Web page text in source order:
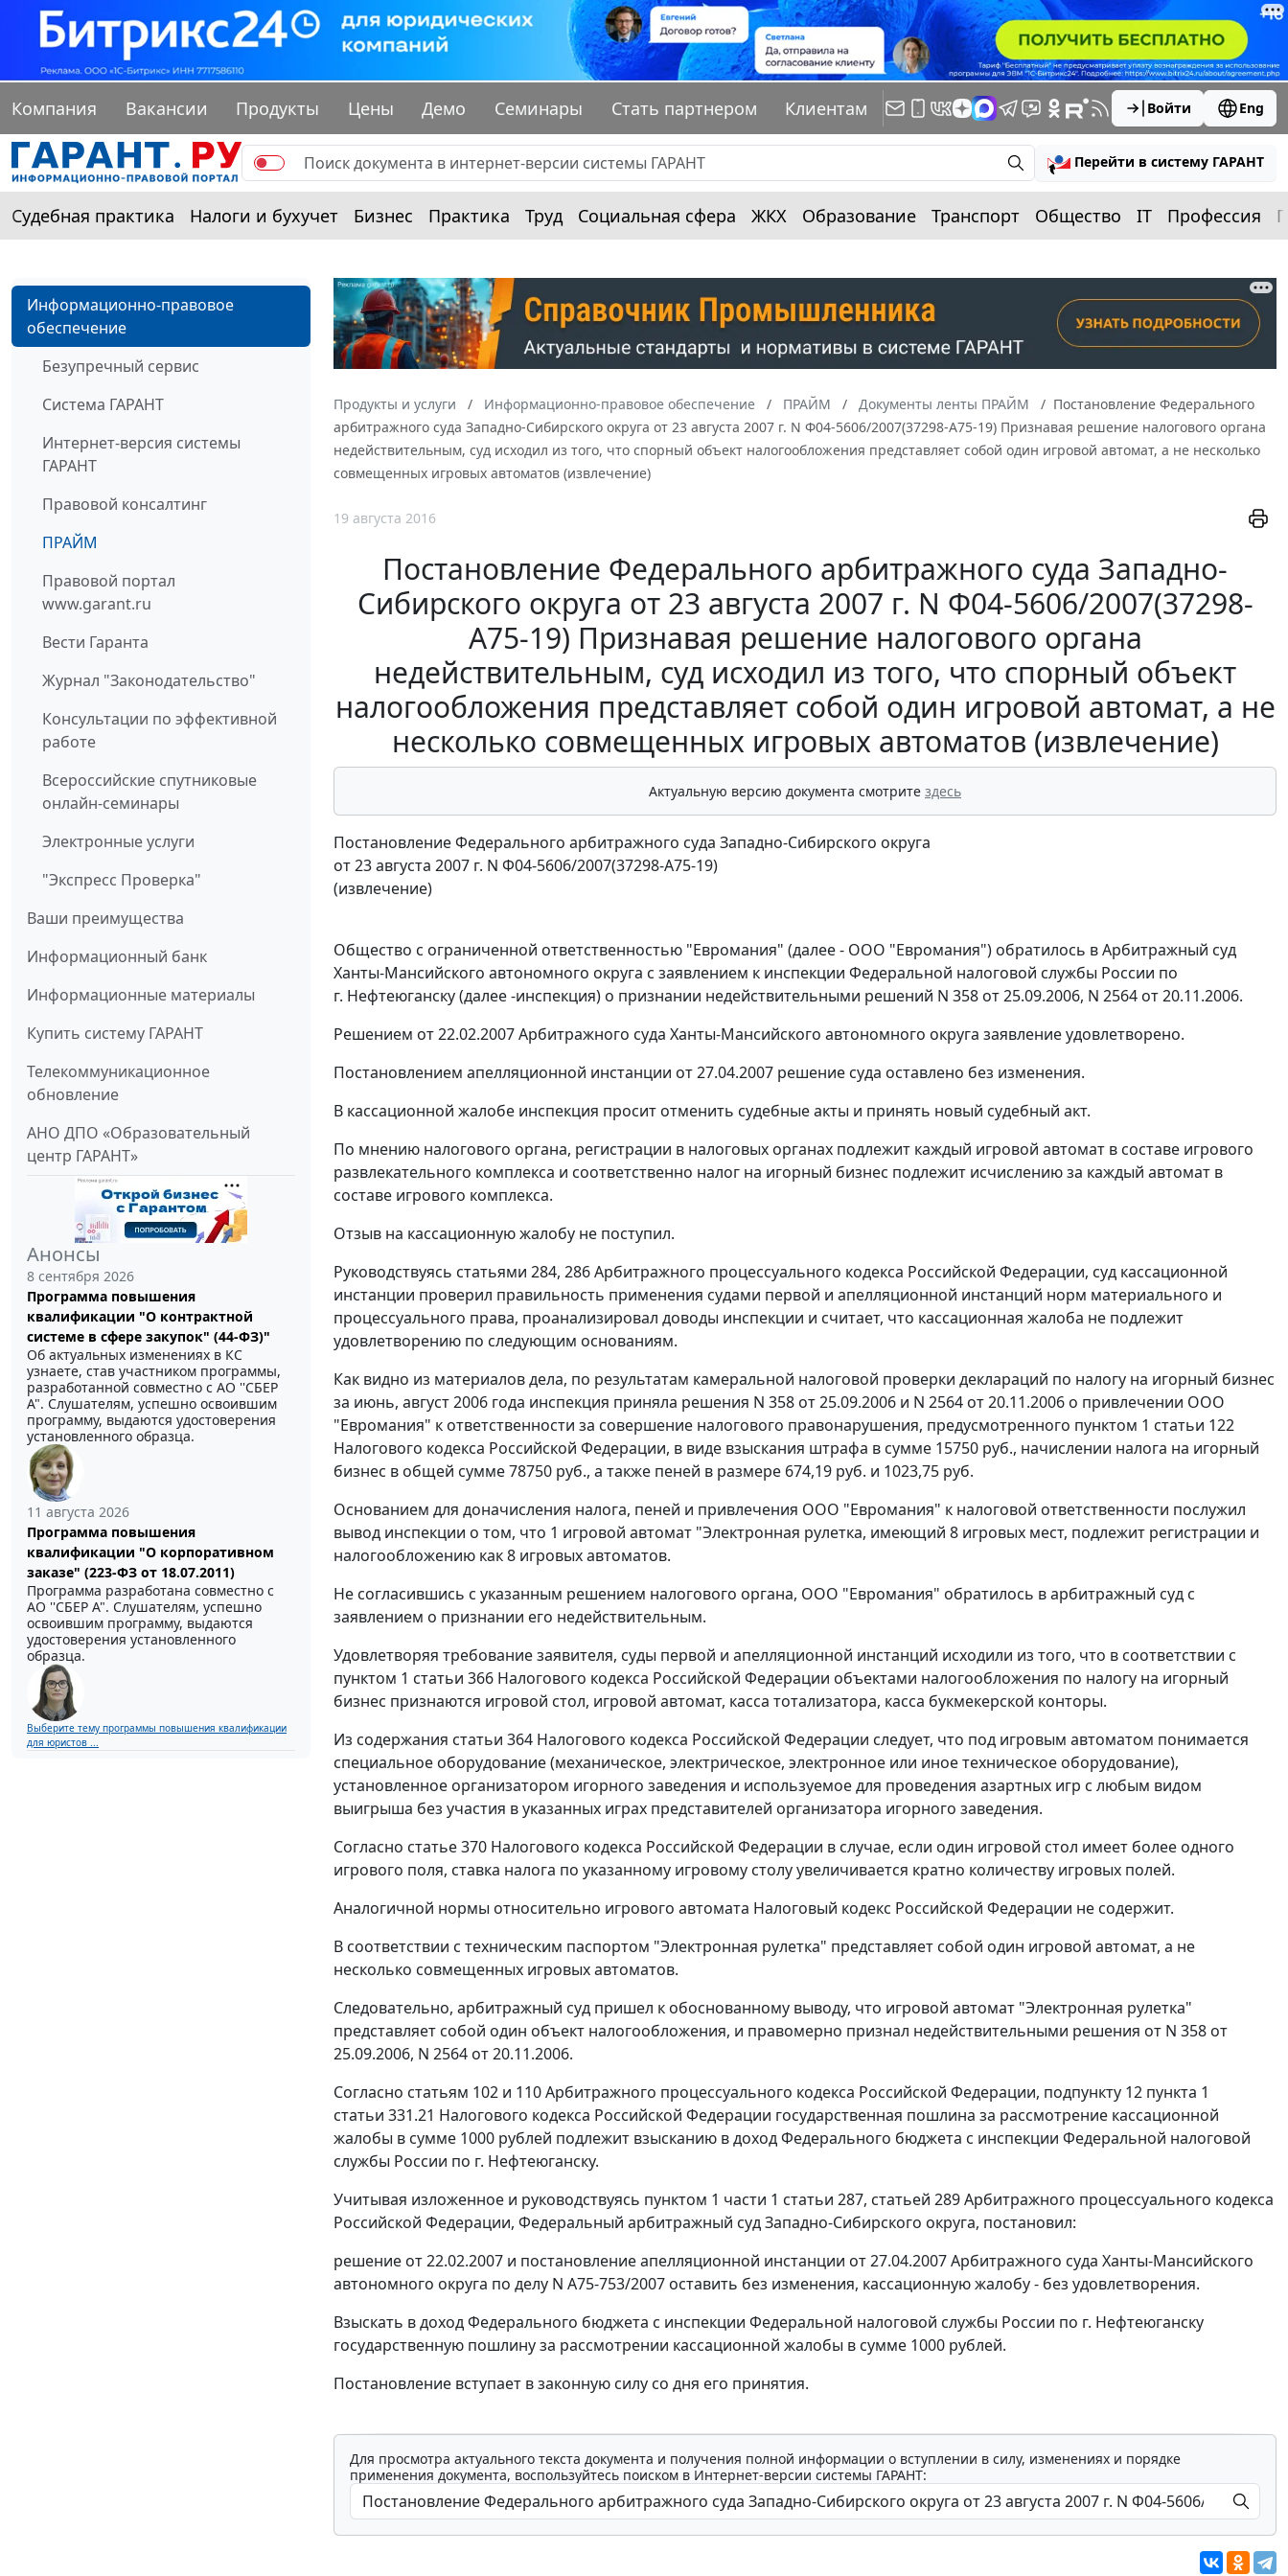
Компания Вакансии Продукты Цены Демо Семинары Стать партнером Клиентам Войти Eng
Перейти в систему ГАРАНТ
Судебная практика Налоги и бухучет Бизнес Практика Труд Социальная сфера ЖКХ Образование Транспорт Общество IT Профессия
Информационно-правовое
обеспечение
Безупречный сервис
Система ГАРАНТ
Интернет-версия системы
ГАРАНТ
Правовой консалтинг
ПРАЙМ
Правовой портал
www.garant.ru
Вести Гаранта
Журнал "Законодательство"
Консультации по эффективной
работе
Всероссийские спутниковые
онлайн-семинары
Электронные услуги
"Экспресс Проверка"
Ваши преимущества
Информационный банк
Информационные материалы
Купить систему ГАРАНТ
Телекоммуникационное
обновление
АНО ДПО «Образовательный
центр ГАРАНТ»
Анонсы
8 сентября 2026
Программа повышения
квалификации "О контрактной
системе в сфере закупок" (44-ФЗ)"
Об актуальных изменениях в КС
узнаете, став участником программы,
разработанной совместно с АО ''СБЕР
А". Слушателям, успешно освоившим
программу, выдаются удостоверения
установленного образца.
11 августа 2026
Программа повышения
квалификации "О корпоративном
заказе" (223-ФЗ от 18.07.2011)
Программа разработана совместно с
АО ''СБЕР А". Слушателям, успешно
освоившим программу, выдаются
удостоверения установленного
образца.
Выберите тему программы повышения квалификации
для юристов ...
Продукты и услуги Информационно-правовое обеспечение ПРАЙМ Документы ленты ПРАЙМ
Постановление Федерального
арбитражного суда Западно-Сибирского округа от 23 августа 2007 г. N Ф04-5606/2007(37298-А75-19) Признавая решение налогового органа
недействительным, суд исходил из того, что спорный объект налогообложения представляет собой один игровой автомат, а не несколько
совмещенных игровых автоматов (извлечение)
19 августа 2016
Постановление Федерального арбитражного суда Западно-
Сибирского округа от 23 августа 2007 г. N Ф04-5606/2007(37298-
А75-19) Признавая решение налогового органа
недействительным, суд исходил из того, что спорный объект
налогообложения представляет собой один игровой автомат, а не
несколько совмещенных игровых автоматов (извлечение)
Актуальную версию документа смотрите здесь
Постановление Федерального арбитражного суда Западно-Сибирского округа
от 23 августа 2007 г. N Ф04-5606/2007(37298-А75-19)
(извлечение)
Общество с ограниченной ответственностью "Евромания" (далее - ООО "Евромания") обратилось в Арбитражный суд
Ханты-Мансийского автономного округа с заявлением к инспекции Федеральной налоговой службы России по
г. Нефтеюганску (далее -инспекция) о признании недействительными решений N 358 от 25.09.2006, N 2564 от 20.11.2006.
Решением от 22.02.2007 Арбитражного суда Ханты-Мансийского автономного округа заявление удовлетворено.
Постановлением апелляционной инстанции от 27.04.2007 решение суда оставлено без изменения.
В кассационной жалобе инспекция просит отменить судебные акты и принять новый судебный акт.
По мнению налогового органа, регистрации в налоговых органах подлежит каждый игровой автомат в составе игрового
развлекательного комплекса и соответственно налог на игорный бизнес подлежит исчислению за каждый автомат в
составе игрового комплекса.
Отзыв на кассационную жалобу не поступил.
Руководствуясь статьями 284, 286Арбитражного процессуального кодекса Российской Федерации, суд кассационной
инстанции проверил правильность применения судами первой и апелляционной инстанций норм материального и
процессуального права, проанализировал доводы инспекции и считает, что кассационная жалоба не подлежит
удовлетворению по следующим основаниям.
Как видно из материалов дела, по результатам камеральной налоговой проверки деклараций по налогу на игорный бизнес
за июнь, август 2006 года инспекция приняла решения N 358 от 25.09.2006 и N 2564 от 20.11.2006 о привлечении ООО
"Евромания" к ответственности за совершение налогового правонарушения, предусмотренного пунктом 1 статьи 122
Налогового кодекса Российской Федерации, в виде взыскания штрафа в сумме 15750 руб., начислении налога на игорный
бизнес в общей сумме 78750 руб., а также пеней в размере 674,19 руб. и 1023,75 руб.
Основанием для доначисления налога, пеней и привлечения ООО "Евромания" к налоговой ответственности послужил
вывод инспекции о том, что 1 игровой автомат "Электронная рулетка, имеющий 8 игровых мест, подлежит регистрации и
налогообложению как 8 игровых автоматов.
Не согласившись с указанным решением налогового органа, ООО "Евромания" обратилось в арбитражный суд с
заявлением о признании его недействительным.
Удовлетворяя требование заявителя, суды первой и апелляционной инстанций исходили из того, что в соответствии с
пунктом 1 статьи 366 Налогового кодекса Российской Федерации объектами налогообложения по налогу на игорный
бизнес признаются игровой стол, игровой автомат, касса тотализатора, касса букмекерской конторы.
Из содержания статьи 364 Налогового кодекса Российской Федерации следует, что под игровым автоматом понимается
специальное оборудование (механическое, электрическое, электронное или иное техническое оборудование),
установленное организатором игорного заведения и используемое для проведения азартных игр с любым видом
выигрыша без участия в указанных играх представителей организатора игорного заведения.
Согласно статье 370 Налогового кодекса Российской Федерации в случае, если один игровой стол имеет более одного
игрового поля, ставка налога по указанному игровому столу увеличивается кратно количеству игровых полей.
Аналогичной нормы относительно игрового автомата Налоговый кодекс Российской Федерации не содержит.
В соответствии с техническим паспортом "Электронная рулетка" представляет собой один игровой автомат, а не
несколько совмещенных игровых автоматов.
Следовательно, арбитражный суд пришел к обоснованному выводу, что игровой автомат "Электронная рулетка"
представляет собой один объект налогообложения, и правомерно признал недействительными решения от N 358 от
25.09.2006, N 2564 от 20.11.2006.
Согласно статьям 102 и 110Арбитражного процессуального кодекса Российской Федерации, подпункту 12 пункта 1
статьи 331.21 Налогового кодекса Российской Федерации государственная пошлина за рассмотрение кассационной
жалобы в сумме 1000 рублей подлежит взысканию в доход Федерального бюджета с инспекции Федеральной налоговой
службы России по г. Нефтеюганску.
Учитывая изложенное и руководствуясь пунктом 1 части 1 статьи 287, статьей 289Арбитражного процессуального кодекса
Российской Федерации, Федеральный арбитражный суд Западно-Сибирского округа, постановил:
решение от 22.02.2007 и постановление апелляционной инстанции от 27.04.2007 Арбитражного суда Ханты-Мансийского
автономного округа по делу N А75-753/2007 оставить без изменения, кассационную жалобу - без удовлетворения.
Взыскать в доход Федерального бюджета с инспекции Федеральной налоговой службы России по г. Нефтеюганску
государственную пошлину за рассмотрении кассационной жалобы в сумме 1000 рублей.
Постановление вступает в законную силу со дня его принятия.
Для просмотра актуального текста документа и получения полной информации о вступлении в силу, изменениях и порядке
применения документа, воспользуйтесь поиском в Интернет-версии системы ГАРАНТ: